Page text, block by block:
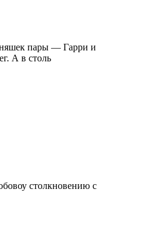
пары — Гарри и
А в столь
столкновению с